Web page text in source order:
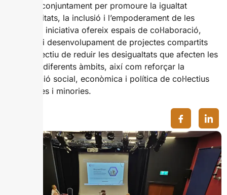
treballen conjuntament per promoure la igualtat
d’oportunitats, la inclusió i l’empoderament de les
dones. La iniciativa ofereix espais de col·laboració,
formació i desenvolupament de projectes compartits
amb l’objectiu de reduir les desigualtats que afecten les
dones en diferents àmbits, així com reforçar la
participació social, econòmica i política de col·lectius
vulnerables i minories.